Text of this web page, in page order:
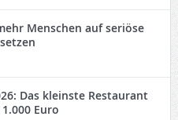
Menschen auf seriöse
Das kleinste Restaurant
Euro